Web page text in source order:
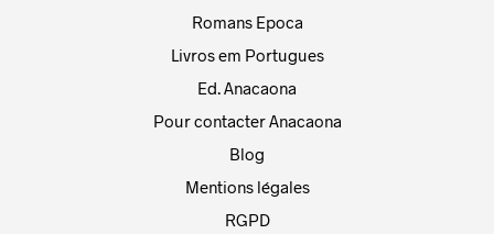
Romans Epoca
Livros em Portugues
Ed. Anacaona
Pour contacter Anacaona
Blog
Mentions légales
RGPD